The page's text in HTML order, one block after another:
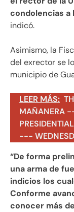
condolencias a
indicó.
Asimismo, la
del exrector se
municipio de
LEER MÁS:
MAÑANERA
---
“De forma
una arma de
indicios los
Conforme
conocer más